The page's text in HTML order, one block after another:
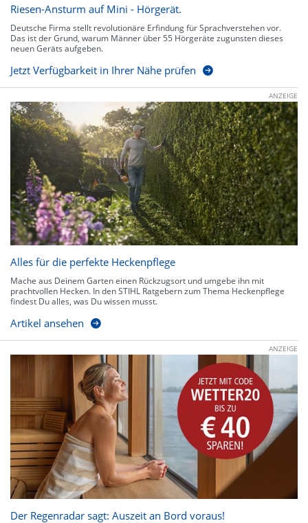
Riesen-Ansturm auf Mini - Hörgerät.
Deutsche Firma stellt revolutionäre Erfindung für Sprachverstehen vor.
Das ist der Grund, warum Männer über 55 Hörgeräte zugunsten dieses
neuen Geräts aufgeben.
Jetzt Verfügbarkeit in Ihrer Nähe prüfen
ANZEIGE
Alles für die perfekte Heckenpflege
Mache aus Deinem Garten einen Rückzugsort und umgebe ihn mit
prachtvollen Hecken. In den STIHL Ratgebern zum Thema Heckenpflege
findest Du alles, was Du wissen musst.
Artikel ansehen
ANZEIGE
Der Regenradar sagt: Auszeit an Bord voraus!